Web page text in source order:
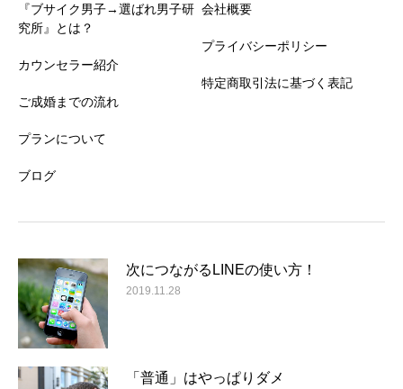
『ブサイク男子→選ばれ男子研
究所』とは？
カウンセラー紹介
ご成婚までの流れ
プランについて
ブログ
会社概要
プライバシーポリシー
特定商取引法に基づく表記
次につながるLINEの使い方！
2019.11.28
「普通」はやっぱりダメ